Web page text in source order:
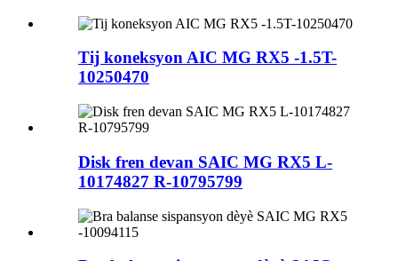
Tij koneksyon AIC MG RX5 -1.5T-
10250470
Disk fren devan SAIC MG RX5 L-
10174827 R-10795799